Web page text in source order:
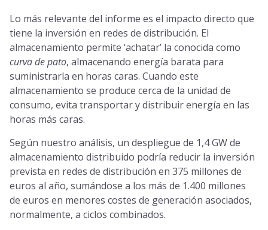
Lo más relevante del informe es el impacto directo que
tiene la inversión en redes de distribución. El
almacenamiento permite ‘achatar’ la conocida como
curva de pato, almacenando energía barata para
suministrarla en horas caras. Cuando este
almacenamiento se produce cerca de la unidad de
consumo, evita transportar y distribuir energía en las
horas más caras.
Según nuestro análisis, un despliegue de 1,4 GW de
almacenamiento distribuido podría reducir la inversión
prevista en redes de distribución en 375 millones de
euros al año, sumándose a los más de 1.400 millones
de euros en menores costes de generación asociados,
normalmente, a ciclos combinados.